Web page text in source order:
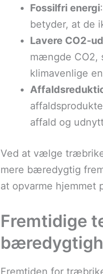
Fossilfri energi
betyder, at de
Lavere CO2-
mængde CO2,
klimavenlige
affald og
Ved at vælge
mere bæredygtig
at opvarme hjemmet
Fremtidige
Fremtiden for